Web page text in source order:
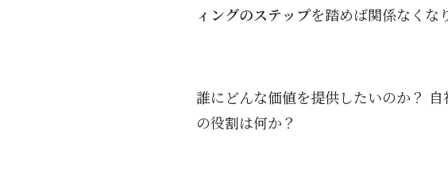
ィングのステップを踏めば関係なくな
誰にどんな価値を提供したいのか？
の役割は何か？